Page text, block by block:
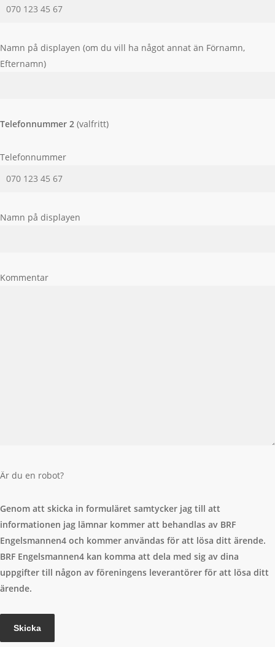
Namn på displayen (om du vill ha något annat än Förnamn,
Efternamn)
Telefonnummer 2 (valfritt)
Telefonnummer
Namn på displayen
Kommentar
Är du en robot?
Genom att skicka in formuläret samtycker jag till att
informationen jag lämnar kommer att behandlas av BRF
Engelsmannen4 och kommer användas för att lösa ditt ärende.
BRF Engelsmannen4 kan komma att dela med sig av dina
uppgifter till någon av föreningens leverantörer för att lösa ditt
ärende.